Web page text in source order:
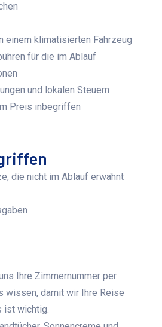
einem klimatisierten Fahrzeug
für die im Ablauf
und lokalen Steuern
Preis inbegriffen
die nicht im Ablauf erwähnt
Ihre Zimmernummer per
wissen, damit wir Ihre Reise
ist wichtig.